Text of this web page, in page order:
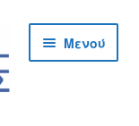
Μενού